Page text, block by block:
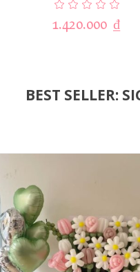
1.420.000 ₫
BEST SELLER: